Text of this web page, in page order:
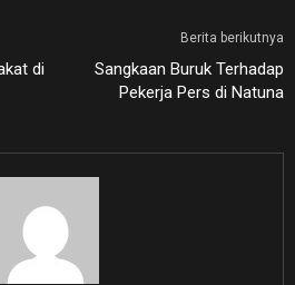
di
Berita berikutnya
Sangkaan Buruk Terhadap
Pekerja Pers di Natuna